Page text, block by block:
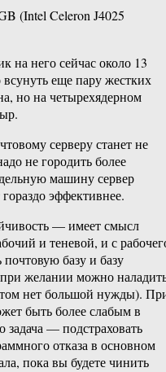
(Intel Celeron J4025
на него сейчас около 13
еще пару жестких
но на четырехядерном
серверу станет не
не городить более
машину сервер
эффективнее.
— имеет смысл
и теневой, и с
базу и базу
желании можно
нет большой нужды).
быть более слабым в
задача — подстраховать
отказа в основном
пока вы будете чинить